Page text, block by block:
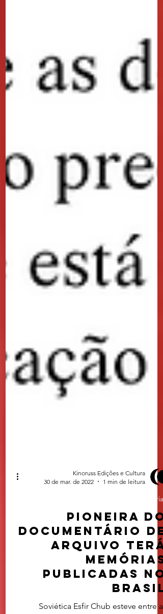
Matérias
Pioneira do
documentário de
arquivo terá
memórias
publicadas no
Brasil